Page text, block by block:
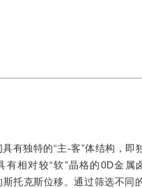
有独特的“主-客”体结构，
相对较“软”晶格的0D金
托克斯位移。通过筛选不同